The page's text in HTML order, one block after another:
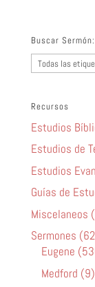
Buscar Sermón:
Recursos
Estudios
Estudios de
Estudios
Guías de
Miscelaneos
Sermones
Eugene
Medford (9)